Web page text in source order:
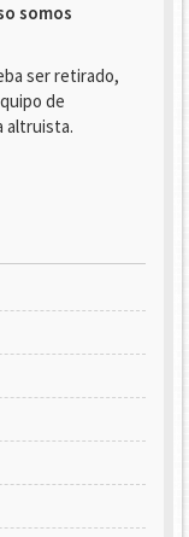
somos
ser retirado,
de
altruista.